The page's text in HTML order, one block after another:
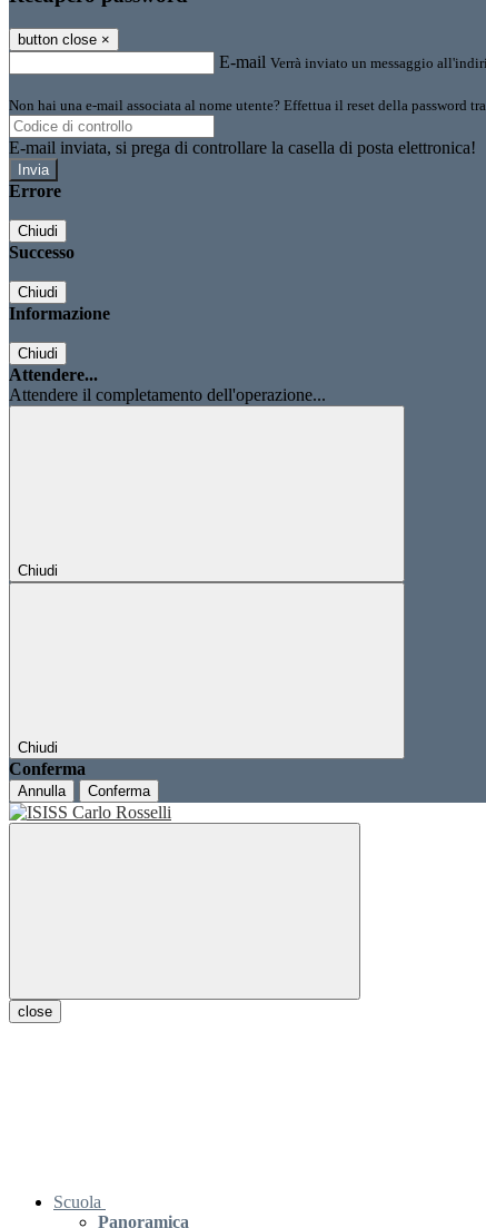
button close ×
E-mail Verrà inviato un messaggio
Non hai una e-mail associata al nome utente? Effettua il reset della password
E-mail inviata, si prega di controllare la casella di posta elettronica!
Errore
Chiudi
Successo
Chiudi
Informazione
Chiudi
Attendere...
Attendere il completamento dell'operazione...
Chiudi
Chiudi
Conferma
Annulla Conferma
close
Scuola
Panoramica